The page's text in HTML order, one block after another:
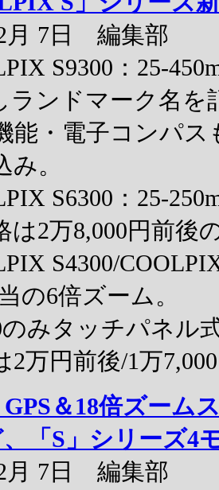
7日 編集部
S9300：25-
ランドマーク名を
電子コンパスも
。
S6300：25-
は2万8,000円前後
S4300/COOLPIX
の6倍ズーム。
タッチパネル式
2万円前後/1万
＆18倍ズーム
、「S」シリーズ4
7日 編集部